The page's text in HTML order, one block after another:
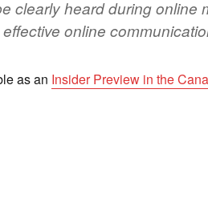
clearly heard during online
online
as an Insider Preview in the